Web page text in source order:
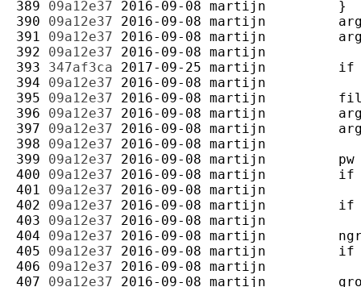
389 09a12e37 2016-09-08 martijn
390 09a12e37 2016-09-08 martijn
391 09a12e37 2016-09-08 martijn
392 09a12e37 2016-09-08 martijn
393 347af3ca 2017-09-25 martijn
394 09a12e37 2016-09-08 martijn
395 09a12e37 2016-09-08 martijn
396 09a12e37 2016-09-08 martijn
397 09a12e37 2016-09-08 martijn
398 09a12e37 2016-09-08 martijn
399 09a12e37 2016-09-08 martijn
400 09a12e37 2016-09-08 martijn
401 09a12e37 2016-09-08 martijn
402 09a12e37 2016-09-08 martijn
403 09a12e37 2016-09-08 martijn
404 09a12e37 2016-09-08 martijn
405 09a12e37 2016-09-08 martijn
406 09a12e37 2016-09-08 martijn
407 09a12e37 2016-09-08 martijn